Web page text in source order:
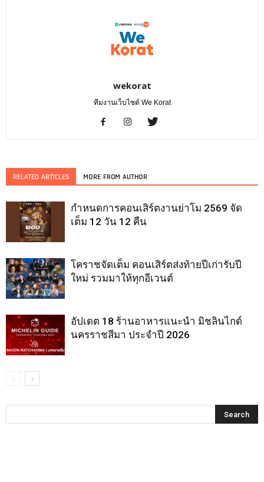
wekorat
ทีมงานเว็บไซต์ We Korat
RELATED ARTICLES MORE FROM AUTHOR
กำหนดการคอนเสิร์ตงานย่าโม 2569 จัด
เต็ม 12 วัน 12 คืน
โคราชจัดเต็ม คอนเสิร์ตส่งท้ายปีเก่ารับปี
ใหม่ รวมมาให้ทุกอีเวนต์
อัปเดต 18 ร้านอาหารแนะนำ มิชลินไกด์
นครราชสีมา ประจำปี 2026